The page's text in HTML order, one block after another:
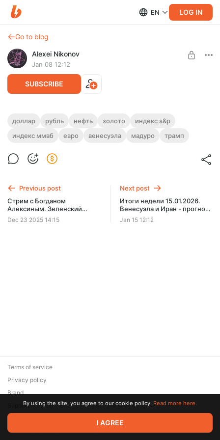
EN LOG IN
Go to blog
Alexei Nikonov
Jan 08 12:12
SUBSCRIBE
Итоги недели 08.01.2026. Захват
Мадуро. Курс доллара и нефть
СВО Трампа в Венесуэле и причём тут меркантилизм
Level required:
доллар рубль нефть золото
индекс s&p
индекс ммвб
евро венесуэла мадуро трамп
Previous post
Стрим с Богданом
Алексиным. Зеленский
тупой или война это сговор
государств
Dec 23 2025 14:15
Next post
Итоги недели 15.01.2026.
Венесуэла и Иран - прогноз
негативный. Курс доллара и
нефть
Jan 15 12:12
© 2026 Zaya Solutions Limited. All rights reserved. All trademarks
are the property of their respective owners.
Terms of service
Privacy policy
Brand
SupportBy using the site, you agree to our cookie policy. Read more here.
I AGREE